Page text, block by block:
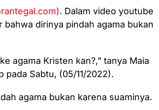
. Dalam video youtube
bahwa dirinya pindah agama bukan
agama Kristen kan?,” tanya Maia
pada Sabtu, (05/11/2022).
agama bukan karena suaminya.